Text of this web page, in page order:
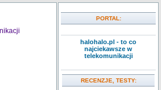
PORTAL:
halohalo.pl - to co
najciekawsze w
telekomunikacji
RECENZJE, TESTY: